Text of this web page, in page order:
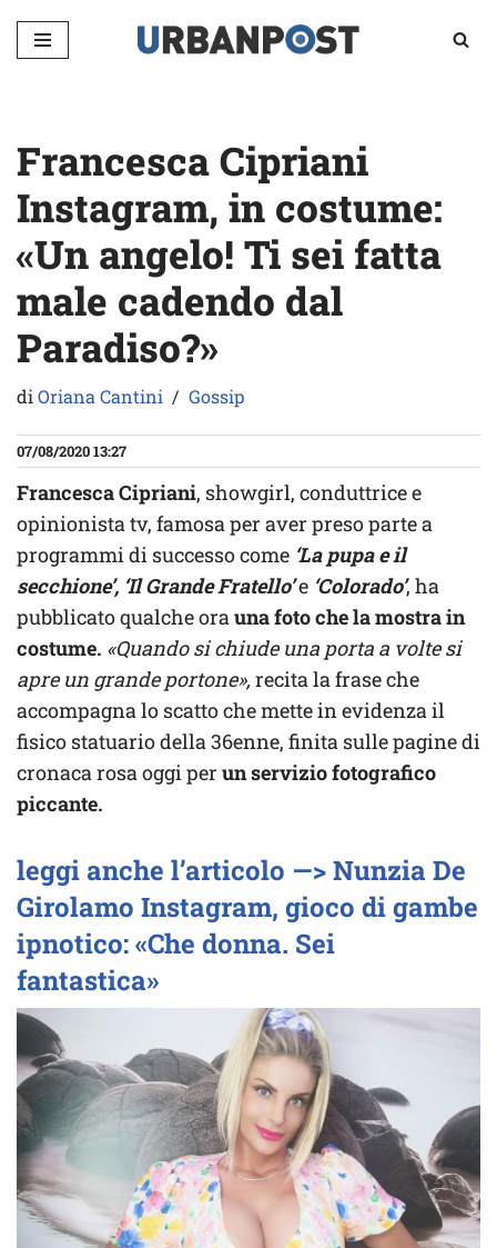
Vai
Francesca Cipriani
Instagram, in costume:
«Un angelo! Ti sei fatta
male cadendo dal
Paradiso?»
diOriana Cantini Gossip
07/08/2020 13:27
Francesca Cipriani, showgirl, conduttrice e
opinionista tv, famosa per aver preso parte a
programmi di successo come ‘La pupa e il
secchione’, ‘Il Grande Fratello’e ‘Colorado’, ha
pubblicato qualche orauna foto che la mostra in
costume. «Quando si chiude una porta a volte si
apre un grande portone»,recita la frase che
accompagna lo scatto che mette in evidenza il
fisico statuario della 36enne, finita sulle pagine di
cronaca rosa oggi per un servizio fotografico
piccante.
leggi anche l’articolo —> Nunzia De
Girolamo Instagram, gioco di gambe
ipnotico: «Che donna. Sei
fantastica»